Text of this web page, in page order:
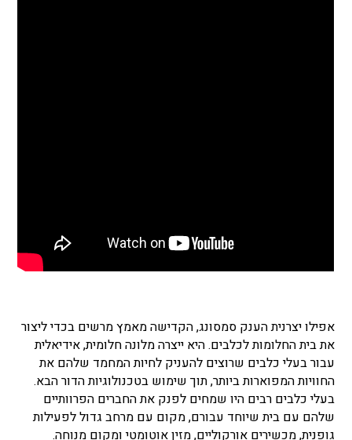
אפילו יצרנית הענק סמסונג, הקדישה מאמץ מרשים בכדי ליצור
את בית החלומות לכלבים. היא ייצרה מלונה חלומית, אידיאלית
עבור בעלי כלבים שרוצים להעניק לחיות המחמד שלהם את
החוויות המפוארות ביותר, תוך שימוש בטכנולוגיות הדור הבא.
בעלי כלבים רבים היו שמחים לפנק את החברים הפרוותיים
שלהם עם בית שיוחד עבורם, מקום עם מרחב גדול לפעילות
גופנית, מכשירים אורקוליים, מזין אוטומטי ומקום מנוחה.